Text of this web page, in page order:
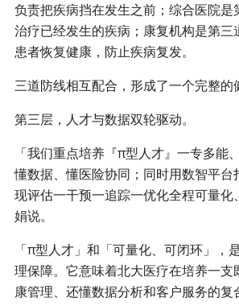
负责把疾病挡在发生之前；综合医院是
治疗已经发生的疾病；康复机构是第三
患者恢复健康，防止疾病复发。
三道防线相互配合，形成了一个完整的
第三层，人才与数据双轮驱动。
「我们重点培养『π型人才』一专多能
懂数据、懂医险协同；同时用数智平台
现评估一干预一追踪一优化全程可量化
娟说。
「π型人才」和「可量化、可闭环」，
理保障。它意味着北大医疗在培养一支
康管理、还懂数据分析和客户服务的复